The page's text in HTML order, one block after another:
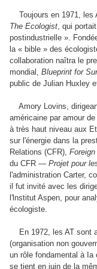
Toujours en 1971, les
The Ecologist, qui
postindustrielle ».
la « bible » des
collaboration naîtra le
mondial, Blueprint for
public de Julian Huxley
Amory Lovins,
américaine par amour
à très haut niveau aux
sur l'énergie dans la
Relations (CFR),
du CFR — Projet pour
l'administration Carter,
il fut invité avec les
l'lnstitut Aspen, pour
écologiste.
En 1972, les AT sont
(organisation non
un rôle fondamental à Ia
se tient en juin de la